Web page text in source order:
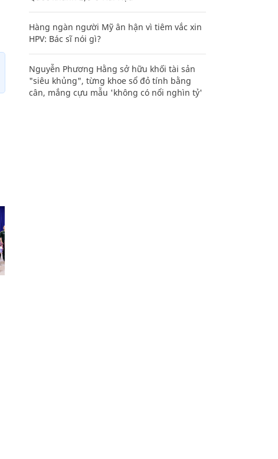
Hàng ngàn người Mỹ ân hận vì tiêm vắc xin
HPV: Bác sĩ nói gì?
Nguyễn Phương Hằng sở hữu khối tài sản
"siêu khủng", từng khoe sổ đỏ tính bằng
cân, mắng cựu mẫu 'không có nổi nghìn tỷ'